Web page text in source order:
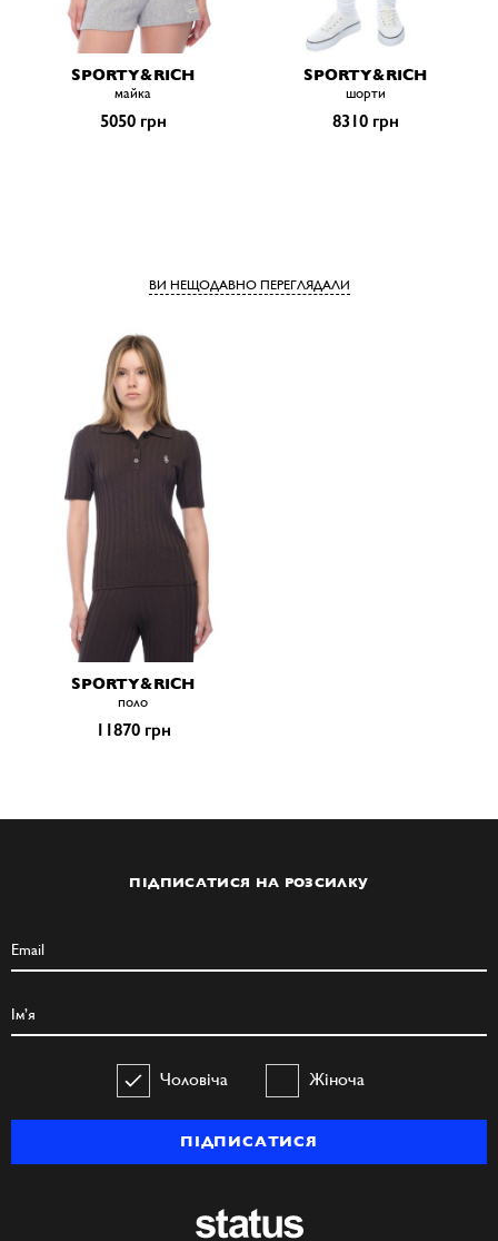
SPORTY&RICH
майка
5050 грн
SPORTY&RICH
шорти
8310 грн
ВИ НЕЩОДАВНО ПЕРЕГЛЯДАЛИ
SPORTY&RICH
поло
11870 грн
ПІДПИСАТИСЯ НА РОЗСИЛКУ
Чоловіча Жіноча
ПІДПИСАТИСЯ